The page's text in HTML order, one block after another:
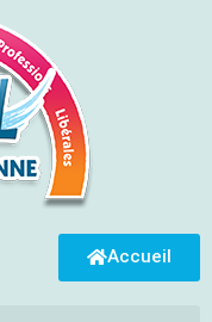
Accueil